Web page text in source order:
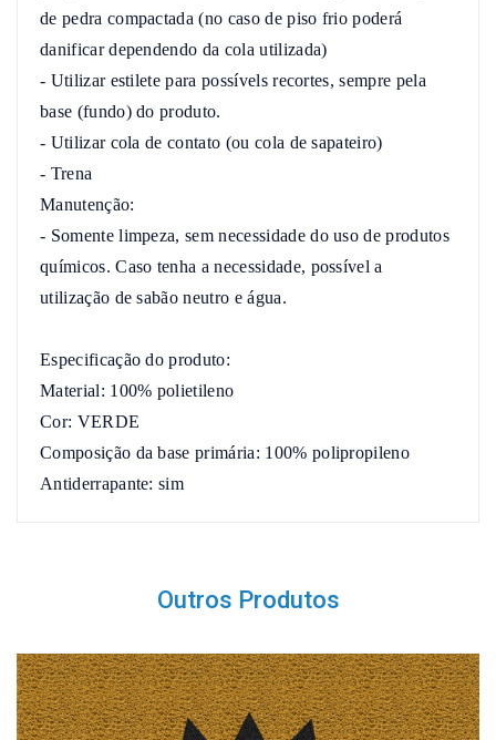
de pedra compactada (no caso de piso frio poderá
danificar dependendo da cola utilizada)
- Utilizar estilete para possívels recortes, sempre pela
base (fundo) do produto.
- Utilizar cola de contato (ou cola de sapateiro)
- Trena
Manutenção:
- Somente limpeza, sem necessidade do uso de produtos
químicos. Caso tenha a necessidade, possível a
utilização de sabão neutro e água.
Especificação do produto:
Material: 100% polietileno
Cor: VERDE
Composição da base primária: 100% polipropileno
Antiderrapante: sim
Outros Produtos